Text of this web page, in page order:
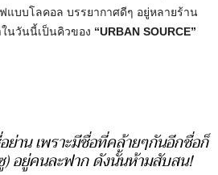
แบบโลคอล บรรยากาศดีๆ อยู่หลายร้าน
นวันนี้เป็นคิวของ “URBAN SOURCE”
าน เพราะมีชื่อที่คล้ายๆกันอีกชื่อก็
) อยู่คนละฟาก ดังนั้นห้ามสับสน!